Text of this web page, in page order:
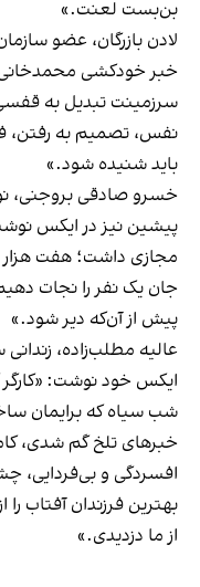
بن‌بست لعنت.»
لادن بازرگان، عضو
خبر خودکشی محمدخانی
سرزمینت تبدیل به
نفس، تصمیم به رفتن،
باید شنیده شود.»
خسرو صادقی بروجنی،
پیشین نیز در ایکس
مجازی داشت؛ هفت هزار
جان یک نفر را نجات
پیش از آن‌که دیر شود.»
عالیه مطلب‌زاده،
ایکس خود نوشت:
شب سیاه که برایمان
خبرهای تلخ گم شدی،
افسردگی و بی‌فردایی،
بهترین فرزندان آفتاب
از ما دزدیدی.»